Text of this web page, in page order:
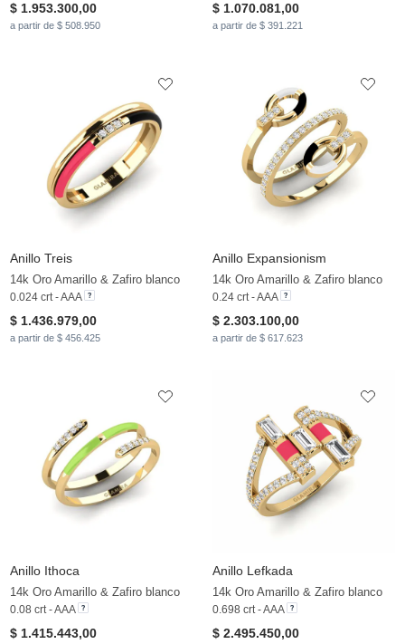
$ 1.953.300,00
a partir de $ 508.950
$ 1.070.081,00
a partir de $ 391.221
Anillo Treis
14k Oro Amarillo & Zafiro blanco
0.024 crt - AAA
$ 1.436.979,00
a partir de $ 456.425
Anillo Expansionism
14k Oro Amarillo & Zafiro blanco
0.24 crt - AAA
$ 2.303.100,00
a partir de $ 617.623
Anillo Ithoca
14k Oro Amarillo & Zafiro blanco
0.08 crt - AAA
$ 1.415.443,00
Anillo Lefkada
14k Oro Amarillo & Zafiro blanco
0.698 crt - AAA
$ 2.495.450,00